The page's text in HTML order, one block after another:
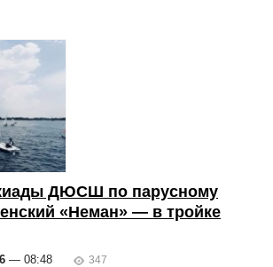
ДЮСШ по парусному
«Неман» — в тройке
— 08:48 347